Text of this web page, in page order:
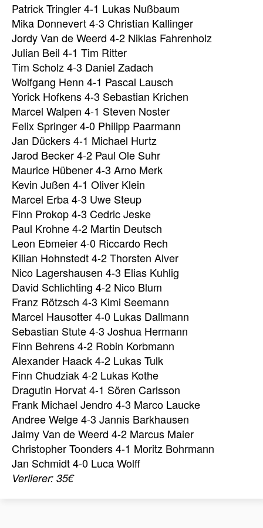
Patrick Tringler 4-1 Lukas Nußbaum
Mika Donnevert 4-3 Christian Kallinger
Jordy Van de Weerd 4-2 Niklas Fahrenholz
Julian Beil 4-1 Tim Ritter
Tim Scholz 4-3 Daniel Zadach
Wolfgang Henn 4-1 Pascal Lausch
Yorick Hofkens 4-3 Sebastian Krichen
Marcel Walpen 4-1 Steven Noster
Felix Springer 4-0 Philipp Paarmann
Jan Dückers 4-1 Michael Hurtz
Jarod Becker 4-2 Paul Ole Suhr
Maurice Hübener 4-3 Arno Merk
Kevin Jußen 4-1 Oliver Klein
Marcel Erba 4-3 Uwe Steup
Finn Prokop 4-3 Cedric Jeske
Paul Krohne 4-2 Martin Deutsch
Leon Ebmeier 4-0 Riccardo Rech
Kilian Hohnstedt 4-2 Thorsten Alver
Nico Lagershausen 4-3 Elias Kuhlig
David Schlichting 4-2 Nico Blum
Franz Rötzsch 4-3 Kimi Seemann
Marcel Hausotter 4-0 Lukas Dallmann
Sebastian Stute 4-3 Joshua Hermann
Finn Behrens 4-2 Robin Korbmann
Alexander Haack 4-2 Lukas Tulk
Finn Chudziak 4-2 Lukas Kothe
Dragutin Horvat 4-1 Sören Carlsson
Frank Michael Jendro 4-3 Marco Laucke
Andree Welge 4-3 Jannis Barkhausen
Jaimy Van de Weerd 4-2 Marcus Maier
Christopher Toonders 4-1 Moritz Bohrmann
Jan Schmidt 4-0 Luca Wolff
Verlierer: 35€